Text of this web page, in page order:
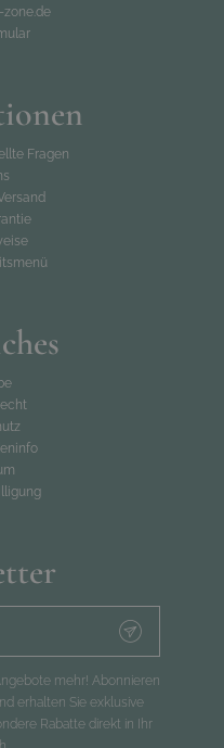
zone.de
Fragen
mehr! Abonnieren
erhalten Sie exklusive
Rabatte direkt in Ihr